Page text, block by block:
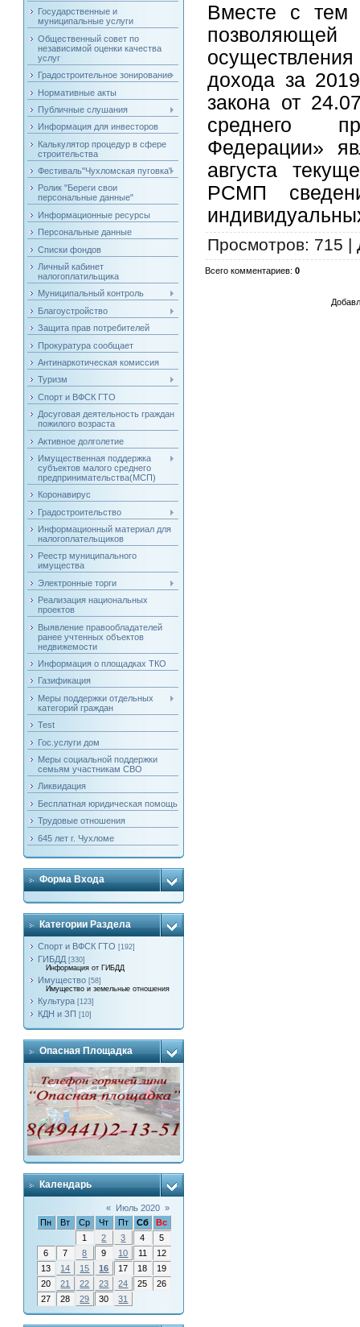
Государственные и
муниципальные услуги
Общественный совет по
независимой оценки качества
услуг
Градостроительное зонирование
Нормативные акты
Публичные слушания
Информация для инвесторов
Калькулятор процедур в сфере
строительства
Фестиваль"Чухломская пуговка"
Ролик "Береги свои
персональные данные"
Информационные ресурсы
Персональные данные
Списки фондов
Личный кабинет
налогоплатильщика
Муниципальный контроль
Благоустройство
Защита прав потребителей
Прокуратура сообщает
Антинаркотическая комиссия
Туризм
Спорт и ВФСК ГТО
Досуговая деятельность граждан
пожилого возраста
Активное долголетие
Имущественная поддержка
субъектов малого среднего
предпринимательства(МСП)
Коронавирус
Градостроительство
Информационный материал для
налогоплательщиков
Реестр муниципального
имущества
Электронные торги
Реализация национальных
проектов
Выявление правообладателей
ранее учтенных объектов
недвижемости
Информация о площадках ТКО
Газификация
Меры поддержки отдельных
категорий граждан
Test
Гос.услуги дом
Меры социальной поддержки
семьям участникам СВО
Ликвидация
Бесплатная юридическая помощь
Трудовые отношения
645 лет г. Чухломе
Форма Входа
Категории Раздела
Спорт и ВФСК ГТО [192]
ГИБДД [330]
Информация от ГИБДД
Имущество [58]
Имущество и земельные отношения
Культура [123]
КДН и ЗП [10]
Опасная Площадка
Календарь
« Июль 2020 »
Пн
Вт Ср Чт Пт Сб
Вс
1
2 3 4
5
6
7 8 9 10 11
12
13
14 15 16 17 18
19
20
21 22 23 24 25
26
27
28 29 30 31
Вместе с тем
позволяющей
дохода за
закона от
среднего
Федерации»
августа
РСМП
Просмотров: 715 |
Всего комментариев:0